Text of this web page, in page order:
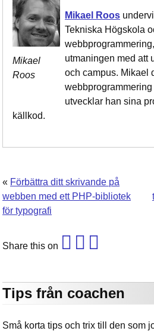
Mikael
Roos
Mikael Roos
Tekniska Högskola
utmaningen med att
och campus. Mikael
utvecklar han sina
källkod.
« Förbättra ditt skrivande på
webben med ett PHP-bibliotek
för typografi
Share this on
Tips från coachen
Små korta tips och trix till den som